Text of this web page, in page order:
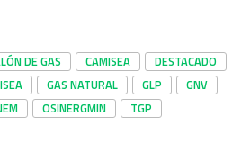
DE GAS CAMISEA
DESTACADO
GAS NATURAL GLP
GNV
OSINERGMIN TGP